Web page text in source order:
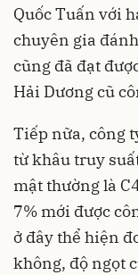
Quốc Tuấn với
chuyên gia
cũng đã đạt
Hải Dương cũ
Tiếp nữa, công
từ khâu truy
mật thường là
7% mới được
ở đây thể hiện
không, độ ngọt